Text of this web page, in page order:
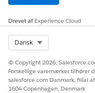
Drevet afExperience Cloud
Dansk
© Copyright 2026,
Forskellige varemærker tilhører
salesforce.com Danmark, filial
1604 Copenhagen, Denmark